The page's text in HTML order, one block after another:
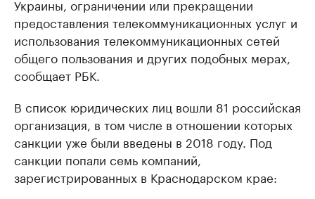
Украины, ограничении или прекращении
предоставления телекоммуникационных услуг и
использования телекоммуникационных сетей
общего пользования и других подобных мерах,
сообщает РБК.
В список юридических лиц вошли 81 российская
организация, в том числе в отношении которых
санкции уже были введены в 2018 году. Под
санкции попали семь компаний,
зарегистрированных в Краснодарском крае: